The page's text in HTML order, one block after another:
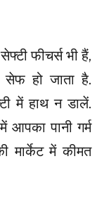
फीचर्स भी हैं,
हो जाता है.
में हाथ न डालें.
पानी गर्म
मार्केट में कीमत